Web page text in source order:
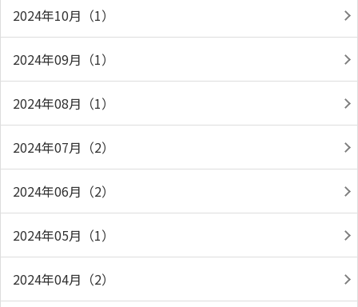
2024年10月（1）
2024年09月（1）
2024年08月（1）
2024年07月（2）
2024年06月（2）
2024年05月（1）
2024年04月（2）